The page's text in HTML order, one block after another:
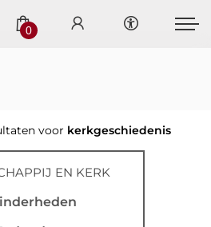
0
voor kerkgeschiedenis
EN KERK